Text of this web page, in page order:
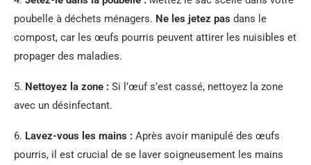
poubelle à déchets ménagers. Ne les jetez pas dans le
compost, car les œufs pourris peuvent attirer les nuisibles et
propager des maladies.
5. Nettoyez la zone : Si l’œuf s’est cassé, nettoyez la zone
avec un désinfectant.
6. Lavez-vous les mains : Après avoir manipulé des œufs
pourris, il est crucial de se laver soigneusement les mains